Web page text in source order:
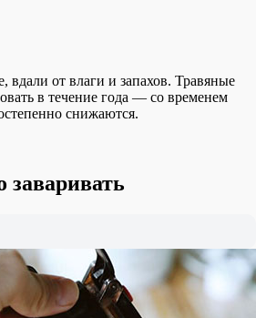
вдали от влаги и запахов. Травяные
в течение года — со временем
снижаются.
заваривать